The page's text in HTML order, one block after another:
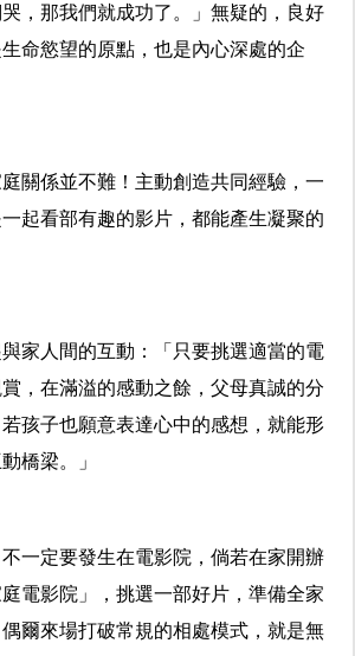
，那我們就成功了。」無疑的，良好
命慾望的原點，也是內心深處的企
關係並不難！主動創造共同經驗，一
起看部有趣的影片，都能產生凝聚的
家人間的互動：「只要挑選適當的電
，在滿溢的感動之餘，父母真誠的分
孩子也願意表達心中的感想，就能形
橋梁。」
一定要發生在電影院，倘若在家開辦
電影院」，挑選一部好片，準備全家
爾來場打破常規的相處模式，就是無